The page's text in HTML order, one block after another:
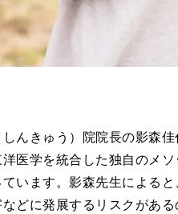
んきゅう）院院長の影森
医学を統合した独自のメ
います。影森先生による
どに発展するリスクがあ